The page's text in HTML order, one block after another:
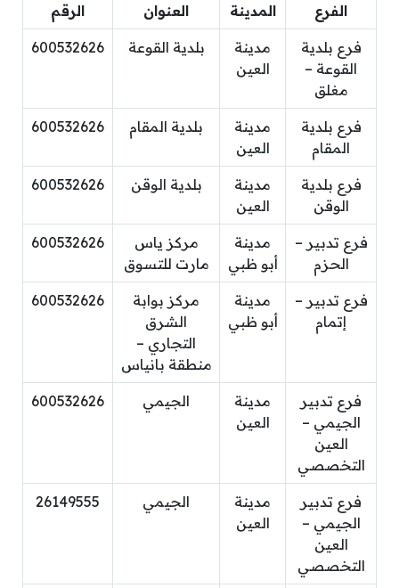
الفرع المدينة العنوان الرقم
فرع بلدية
القوعة –
مغلق
مدينة
العين
بلدية القوعة 600532626
فرع بلدية
المقام
مدينة
العين
بلدية المقام 600532626
فرع بلدية
الوقن
مدينة
العين
بلدية الوقن 600532626
فرع تدبير –
الحزم
مدينة
أبو ظبي
مركز ياس
مارت للتسوق
600532626
فرع تدبير –
إتمام
مدينة
أبو ظبي
مركز بوابة
الشرق
التجاري –
منطقة بانياس
600532626
فرع تدبير
الجيمي –
العين
التخصصي
مدينة
العين
الجيمي 600532626
فرع تدبير
الجيمي –
العين
التخصصي
مدينة
العين
الجيمي 26149555